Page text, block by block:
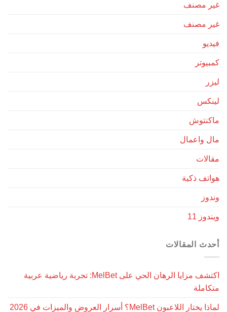
غير مصنف
غير مصنف
فيديو
كمبيوتر
ليزر
لينكس
ماكنتوش
مال واعمال
مقالات
هواتف ذكية
وندوز
ويندوز 11
أحدث المقالات
اكتشف مزايا الرهان الحي على MelBet: تجربة رياضية عربية
متكاملة
لماذا يختار اللاعبون MelBet؟ أسرار العروض والميزات في 2026